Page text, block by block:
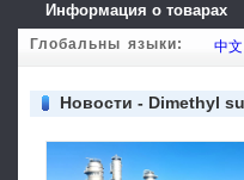
Информация о товарах
Глобальны языки: 中文
Новости - Dimethyl